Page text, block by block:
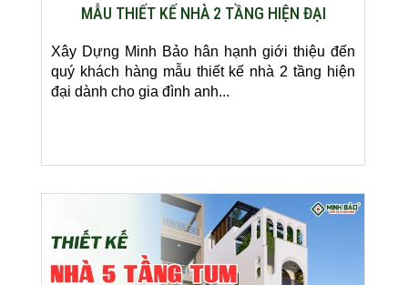
MẪU THIẾT KẾ NHÀ 2 TẦNG HIỆN ĐẠI
Xây Dựng Minh Bảo hân hạnh giới thiệu đến
quý khách hàng mẫu thiết kế nhà 2 tầng hiện
đại dành cho gia đình anh...